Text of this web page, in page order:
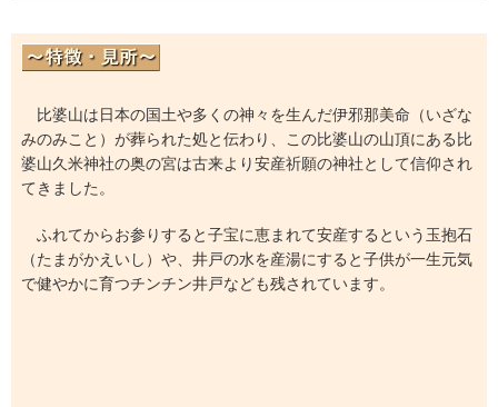
比婆山は日本の国土や多くの神々を生んだ伊邪那美命（いざな
みのみこと）が葬られた処と伝わり、この比婆山の山頂にある比
婆山久米神社の奥の宮は古来より安産祈願の神社として信仰され
てきました。
ふれてからお参りすると子宝に恵まれて安産するという玉抱石
（たまがかえいし）や、井戸の水を産湯にすると子供が一生元気
で健やかに育つチンチン井戸なども残されています。